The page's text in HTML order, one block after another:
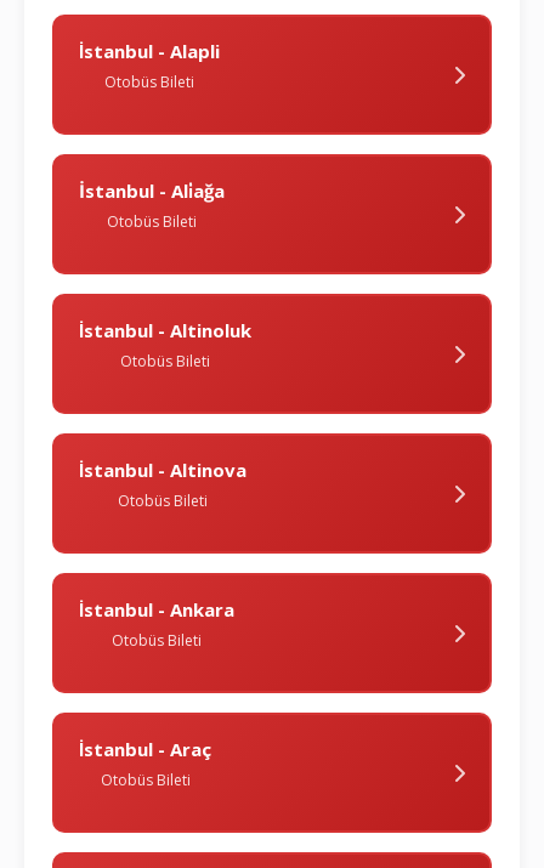
İstanbul - Alapli
Otobüs Bileti
İstanbul - Ali̇ağa
Otobüs Bileti
İstanbul - Altinoluk
Otobüs Bileti
İstanbul - Altinova
Otobüs Bileti
İstanbul - Ankara
Otobüs Bileti
İstanbul - Araç
Otobüs Bileti